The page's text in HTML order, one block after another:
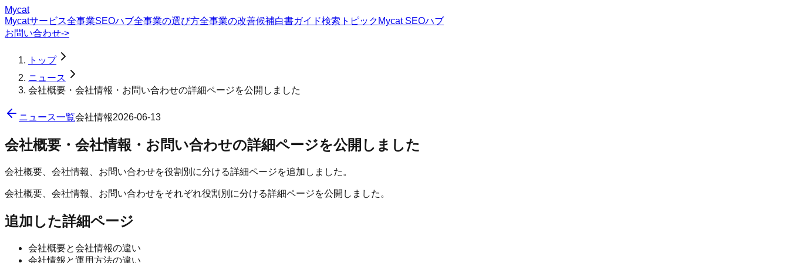
Mycat
Mycatサービス全事業SEOハブ全事業の選び方全事業の改善候補白書ガイド検索トピック Mycat SEOハブ
お問い合わせ->
トップ
ニュース
会社概要・会社情報・お問い合わせの詳細ページを公開しました
ニュース一覧会社情報2026-06-13
会社概要・会社情報・お問い合わせの詳細ページを公開しました
会社概要、会社情報、お問い合わせを役割別に分ける詳細ページを追加しました。
会社概要、会社情報、お問い合わせをそれぞれ役割別に分ける詳細ページを公開しました。
追加した詳細ページ
会社概要と会社情報の違い
会社情報と運用方法の違い